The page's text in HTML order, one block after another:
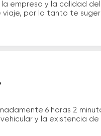
empresa y la calidad
por lo tanto te
6 horas 2
y la existencia